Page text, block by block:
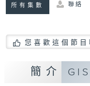
所有集數 聯絡
您喜歡這個節目
簡介